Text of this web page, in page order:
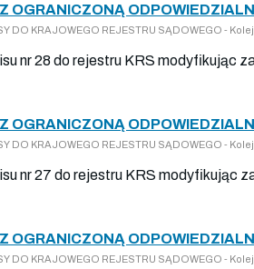
OGRANICZONĄ
DO KRAJOWEGO REJESTRU SĄDOWEGO -
nr 28 do rejestru KRS modyfikując
OGRANICZONĄ
DO KRAJOWEGO REJESTRU SĄDOWEGO -
nr 27 do rejestru KRS modyfikując
OGRANICZONĄ
DO KRAJOWEGO REJESTRU SĄDOWEGO -